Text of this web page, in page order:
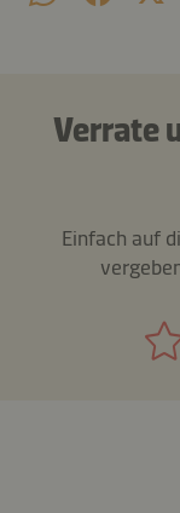
Verrate
Einfach auf